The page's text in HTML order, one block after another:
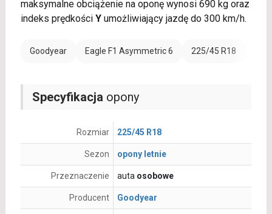
maksymalne obciążenie na oponę wynosi 690 kg oraz
indeks prędkości Yumożliwiający jazdę do 300 km/h.
Goodyear Eagle F1 Asymmetric 6 225/45 R18
Specyfikacja opony
Rozmiar 225/45 R18
Sezon opony letnie
Przeznaczenie auta osobowe
Producent Goodyear